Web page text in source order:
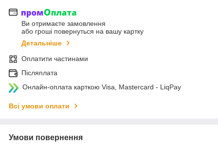
Ви отримаєте замовлення
або гроші повернуться на вашу картку
Детальніше
Оплатити частинами
Післяплата
Онлайн-оплата карткою Visa, Mastercard - LiqPay
Всі умови оплати
Умови повернення